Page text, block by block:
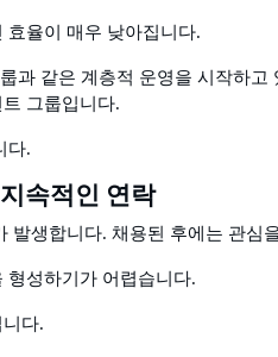
효율이 매우 낮아집니다.
과 같은 계층적 운영을 시작하고
그룹입니다.
다.
속적인 연락
발생합니다. 채용된 후에는 관심
형성하기가 어렵습니다.
다.